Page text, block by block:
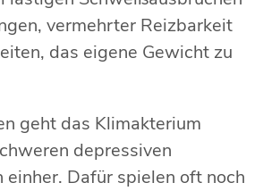
vermehrter Reizbarkeit
das eigene Gewicht zu
geht das Klimakterium
depressiven
einher. Dafür spielen oft noch